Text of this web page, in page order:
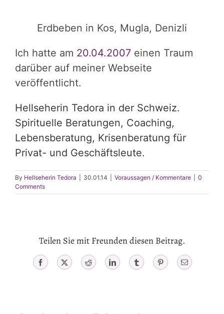
Erdbeben in Kos, Mugla, Denizli
Ich hatte am 20.04.2007 einen Traum
darüber auf meiner Webseite
veröffentlicht.
Hellseherin Tedora in der Schweiz.
Spirituelle Beratungen, Coaching,
Lebensberatung, Krisenberatung für
Privat- und Geschäftsleute.
By Hellseherin Tedora 30.01.14 Voraussagen / Kommentare
0
Comments
Teilen Sie mit Freunden diesen Beitrag.
Facebook X Reddit LinkedIn Tumblr PinterestEmail